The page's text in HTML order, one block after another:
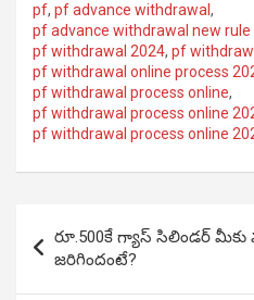
pf, pf advance withdrawal ,
pf advance withdrawal new rule
pf withdrawal 2024, pf
pf withdrawal online process
pf withdrawal process online,
pf withdrawal process online
pf withdrawal process online
navigation
రూ.500కే గ్యాస్ సిలిండర్
జరిగిందంటే?